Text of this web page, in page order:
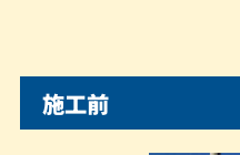
施工前